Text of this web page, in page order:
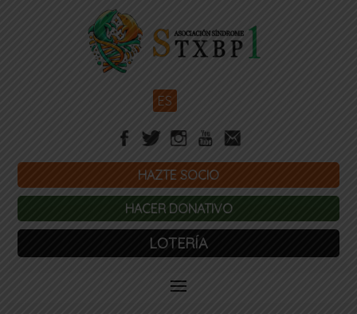
ES
HAZTE SOCIO
HACER DONATIVO
LOTERÍA